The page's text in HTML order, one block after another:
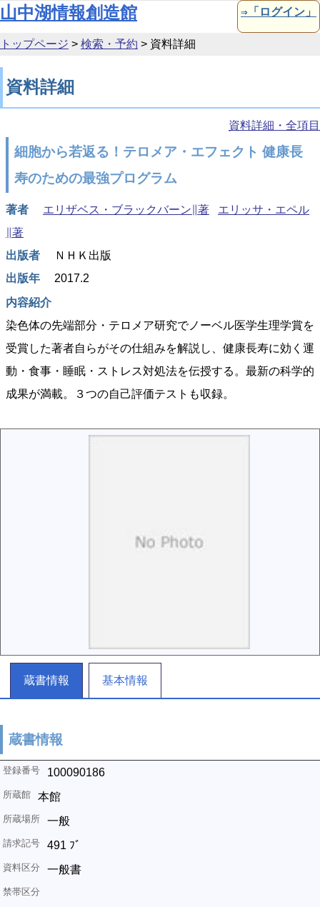
本文へ移動
山中湖情報創造館 ⇒「ログイン」
トップページ > 検索・予約 > 資料詳細
資料詳細
資料詳細・全項目
細胞から若返る！テロメア・エフェクト 健康長
寿のための最強プログラム
著者 エリザベス・ブラックバーン∥著
エリッサ・エペル
∥著
出版者
ＮＨＫ出版
出版年
2017.2
内容紹介
染色体の先端部分・テロメア研究でノーベル医学生理学賞を
受賞した著者自らがその仕組みを解説し、健康長寿に効く運
動・食事・睡眠・ストレス対処法を伝授する。最新の科学的
成果が満載。３つの自己評価テストも収録。
蔵書情報 基本情報
蔵書情報
100090186
本館
一般
491 ﾌﾞ
一般書